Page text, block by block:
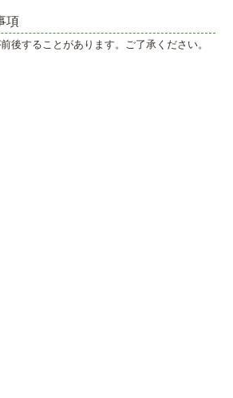
項
後することがあります。ご了承ください。